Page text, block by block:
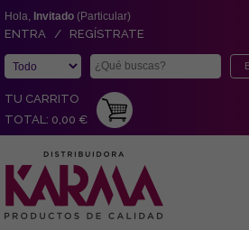
Hola, Invitado (Particular)
ENTRA / REGÍSTRATE
TU CARRITO
TOTAL: 0,00 €